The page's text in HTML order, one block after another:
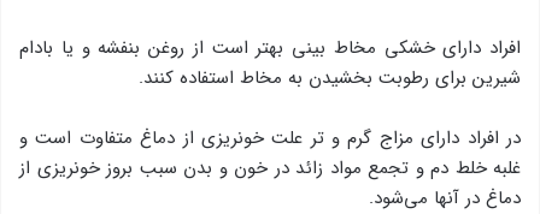
افراد دارای خشکی مخاط بینی بهتر است از روغن بنفشه و یا بادام
شیرین برای رطوبت بخشیدن به مخاط استفاده کنند.
در افراد دارای مزاج گرم و تر علت خونریزی از دماغ متفاوت است و
غلبه خلط دم و تجمع مواد زائد در خون و بدن سبب بروز خونریزی از
دماغ در آنها می‌شود.